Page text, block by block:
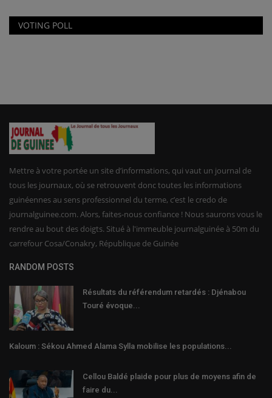
VOTING POLL
Mettre à votre portée un site d’informations, qui vaut un journal de
tous les journaux, où se retrouvent donc toutes les informations
guinéennes au sens professionnel du terme, c’est le credo de
journalguinee.com. Alors, faites-nous confiance ! Nous saurons vous le
rendre au bout des doigts. Situé à l'immeuble journalguinée à 50m du
carrefour Cosa/Conakry, République de Guinée
RANDOM POSTS
Résultats du référendum retardés : Djénabou
Touré évoque...
Kaloum : Sékou Ahmed Alama Sylla mobilise les populations...
Cellou Baldé plaide pour plus de moyens afin de
faire du...